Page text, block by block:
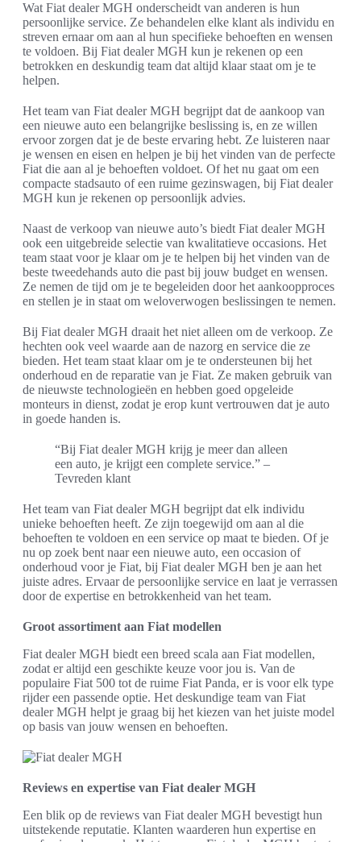
Wat Fiat dealer MGH onderscheidt van anderen is hun
persoonlijke service. Ze behandelen elke klant als individu en
streven ernaar om aan al hun specifieke behoeften en wensen
te voldoen. Bij Fiat dealer MGH kun je rekenen op een
betrokken en deskundig team dat altijd klaar staat om je te
helpen.
Het team van Fiat dealer MGH begrijpt dat de aankoop van
een nieuwe auto een belangrijke beslissing is, en ze willen
ervoor zorgen dat je de beste ervaring hebt. Ze luisteren naar
je wensen en eisen en helpen je bij het vinden van de perfecte
Fiat die aan al je behoeften voldoet. Of het nu gaat om een
compacte stadsauto of een ruime gezinswagen, bij Fiat dealer
MGH kun je rekenen op persoonlijk advies.
Naast de verkoop van nieuwe auto’s biedt Fiat dealer MGH
ook een uitgebreide selectie van kwalitatieve occasions. Het
team staat voor je klaar om je te helpen bij het vinden van de
beste tweedehands auto die past bij jouw budget en wensen.
Ze nemen de tijd om je te begeleiden door het aankoopproces
en stellen je in staat om weloverwogen beslissingen te nemen.
Bij Fiat dealer MGH draait het niet alleen om de verkoop. Ze
hechten ook veel waarde aan de nazorg en service die ze
bieden. Het team staat klaar om je te ondersteunen bij het
onderhoud en de reparatie van je Fiat. Ze maken gebruik van
de nieuwste technologieën en hebben goed opgeleide
monteurs in dienst, zodat je erop kunt vertrouwen dat je auto
in goede handen is.
“Bij Fiat dealer MGH krijg je meer dan alleen
een auto, je krijgt een complete service.” –
Tevreden klant
Het team van Fiat dealer MGH begrijpt dat elk individu
unieke behoeften heeft. Ze zijn toegewijd om aan al die
behoeften te voldoen en een service op maat te bieden. Of je
nu op zoek bent naar een nieuwe auto, een occasion of
onderhoud voor je Fiat, bij Fiat dealer MGH ben je aan het
juiste adres. Ervaar de persoonlijke service en laat je verrassen
door de expertise en betrokkenheid van het team.
Groot assortiment aan Fiat modellen
Fiat dealer MGH biedt een breed scala aan Fiat modellen,
zodat er altijd een geschikte keuze voor jou is. Van de
populaire Fiat 500 tot de ruime Fiat Panda, er is voor elk type
rijder een passende optie. Het deskundige team van Fiat
dealer MGH helpt je graag bij het kiezen van het juiste model
op basis van jouw wensen en behoeften.
Reviews en expertise van Fiat dealer MGH
Een blik op de reviews van Fiat dealer MGH bevestigt hun
uitstekende reputatie. Klanten waarderen hun expertise en